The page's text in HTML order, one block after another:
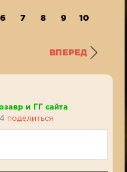
6 7 8 9 10
ВПЕРЕД
и ГГ сайта
поделиться